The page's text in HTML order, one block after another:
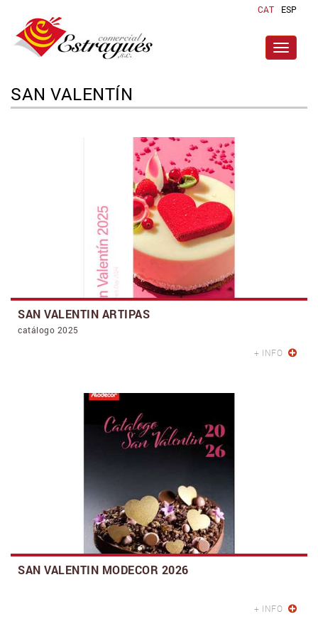
CAT ESP
Toggle
SAN VALENTÍN
SAN VALENTIN ARTIPAS
catálogo 2025
+ INFO
SAN VALENTIN MODECOR 2026
+ INFO